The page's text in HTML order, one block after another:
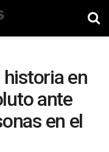
en
ante
en el